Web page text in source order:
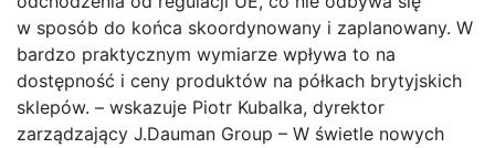
w sposób do końca skoordynowany i zaplanowany. W
bardzo praktycznym wymiarze wpływa to na
dostępność i ceny produktów na półkach brytyjskich
sklepów. – wskazuje Piotr Kubalka, dyrektor
zarządzający J.Dauman Group – W świetle nowych